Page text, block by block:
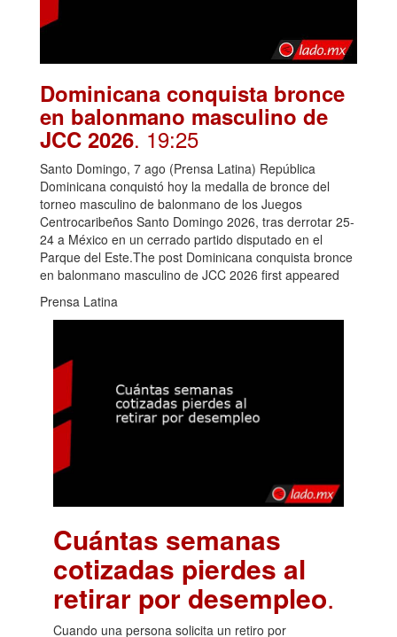
Dominicana conquista bronce
en balonmano masculino de
JCC 2026. 19:25
Santo Domingo, 7 ago (Prensa Latina) República
Dominicana conquistó hoy la medalla de bronce del
torneo masculino de balonmano de los Juegos
Centrocaribeños Santo Domingo 2026, tras derrotar 25-
24 a México en un cerrado partido disputado en el
Parque del Este.The post Dominicana conquista bronce
en balonmano masculino de JCC 2026 first appeared
Prensa Latina
Cuántas semanas
cotizadas pierdes al
retirar por desempleo.
Cuando una persona solicita un retiro por